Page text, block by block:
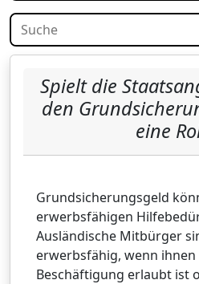
Suche
Spielt die
den
eine
Grundsicherungsgeld
erwerbsfähigen
Ausländische Mitbürger
erwerbsfähig, wenn
Beschäftigung erlaubt ist